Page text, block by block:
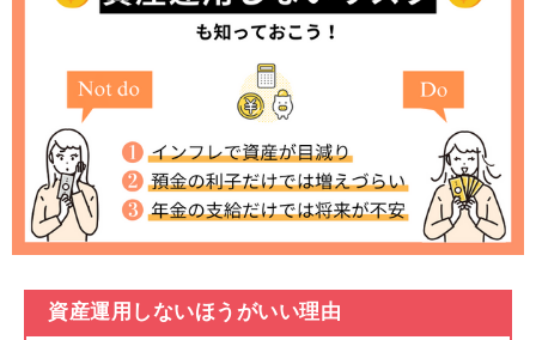
資産運用しないほうがいい理由